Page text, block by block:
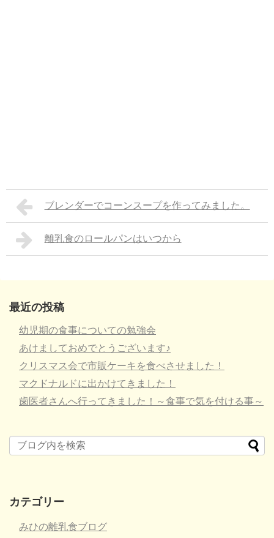
ブレンダーでコーンスープを作ってみました。
離乳食のロールパンはいつから
最近の投稿
幼児期の食事についての勉強会
あけましておめでとうございます♪
クリスマス会で市販ケーキを食べさせました！
マクドナルドに出かけてきました！
歯医者さんへ行ってきました！～食事で気を付ける事～
カテゴリー
みひの離乳食ブログ